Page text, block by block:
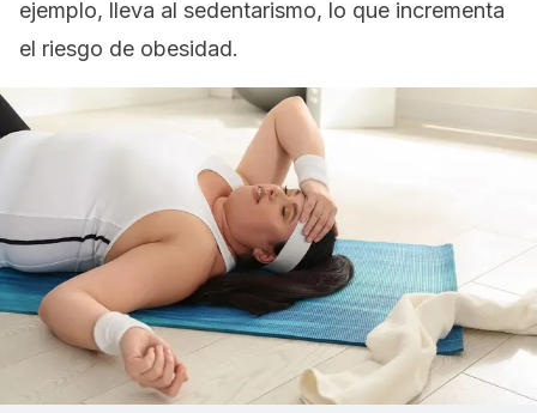
ejemplo, lleva al sedentarismo, lo que incrementa
el riesgo de obesidad.